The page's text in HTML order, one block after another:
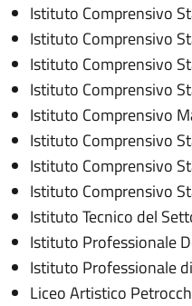
Istituto Comprensivo
Istituto Comprensivo
Istituto Comprensivo
Istituto Comprensivo
Istituto Comprensivo
Istituto Comprensivo
Istituto Comprensivo
Istituto Comprensivo
Istituto Tecnico del
Istituto Professionale
Istituto Professionale
Liceo Artistico